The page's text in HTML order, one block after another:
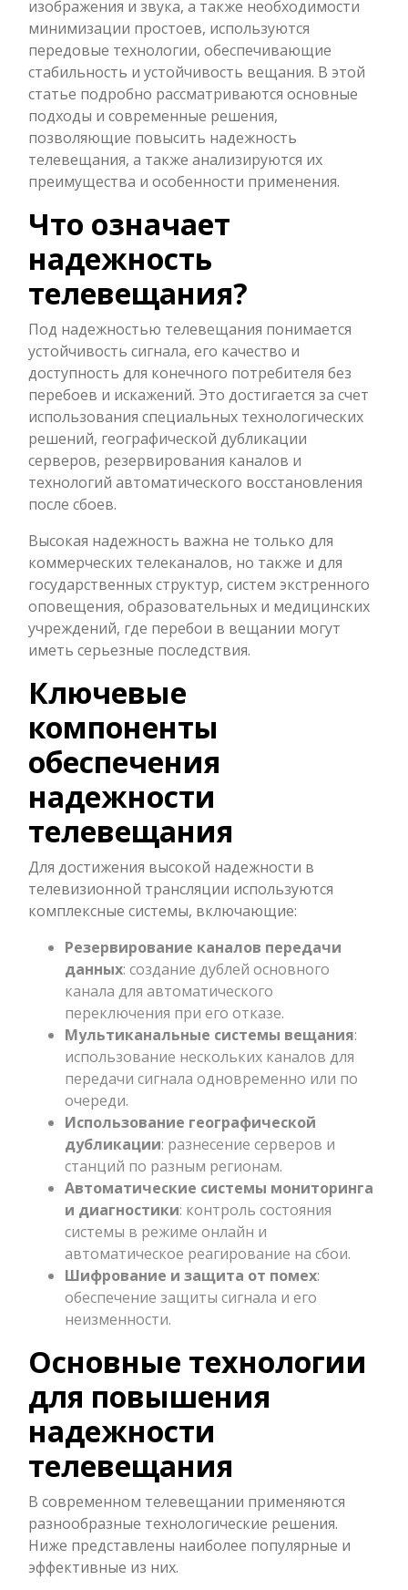
изображения и звука, а также необходимости
минимизации простоев, используются
передовые технологии, обеспечивающие
стабильность и устойчивость вещания. В этой
статье подробно рассматриваются основные
подходы и современные решения,
позволяющие повысить надежность
телевещания, а также анализируются их
преимущества и особенности применения.
Что означает
надежность
телевещания?
Под надежностью телевещания понимается
устойчивость сигнала, его качество и
доступность для конечного потребителя без
перебоев и искажений. Это достигается за счет
использования специальных технологических
решений, географической дубликации
серверов, резервирования каналов и
технологий автоматического восстановления
после сбоев.
Высокая надежность важна не только для
коммерческих телеканалов, но также и для
государственных структур, систем экстренного
оповещения, образовательных и медицинских
учреждений, где перебои в вещании могут
иметь серьезные последствия.
Ключевые
компоненты
обеспечения
надежности
телевещания
Для достижения высокой надежности в
телевизионной трансляции используются
комплексные системы, включающие:
Резервирование каналов передачи
данных: создание дублей основного
канала для автоматического
переключения при его отказе.
Мультиканальные системы вещания:
использование нескольких каналов для
передачи сигнала одновременно или по
очереди.
Использование географической
дубликации: разнесение серверов и
станций по разным регионам.
Автоматические системы мониторинга
и диагностики: контроль состояния
системы в режиме онлайн и
автоматическое реагирование на сбои.
Шифрование и защита от помех:
обеспечение защиты сигнала и его
неизменности.
Основные технологии
для повышения
надежности
телевещания
В современном телевещании применяются
разнообразные технологические решения.
Ниже представлены наиболее популярные и
эффективные из них.